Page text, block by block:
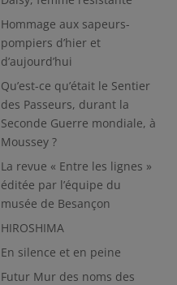
Hommage aux sapeurs-
pompiers d’hier et
d’aujourd’hui
Qu’est-ce qu’était le Sentier
des Passeurs, durant la
Seconde Guerre mondiale, à
Moussey ?
La revue « Entre les lignes »
éditée par l’équipe du
musée de Besançon
HIROSHIMA
En silence et en peine
Futur Mur des noms des